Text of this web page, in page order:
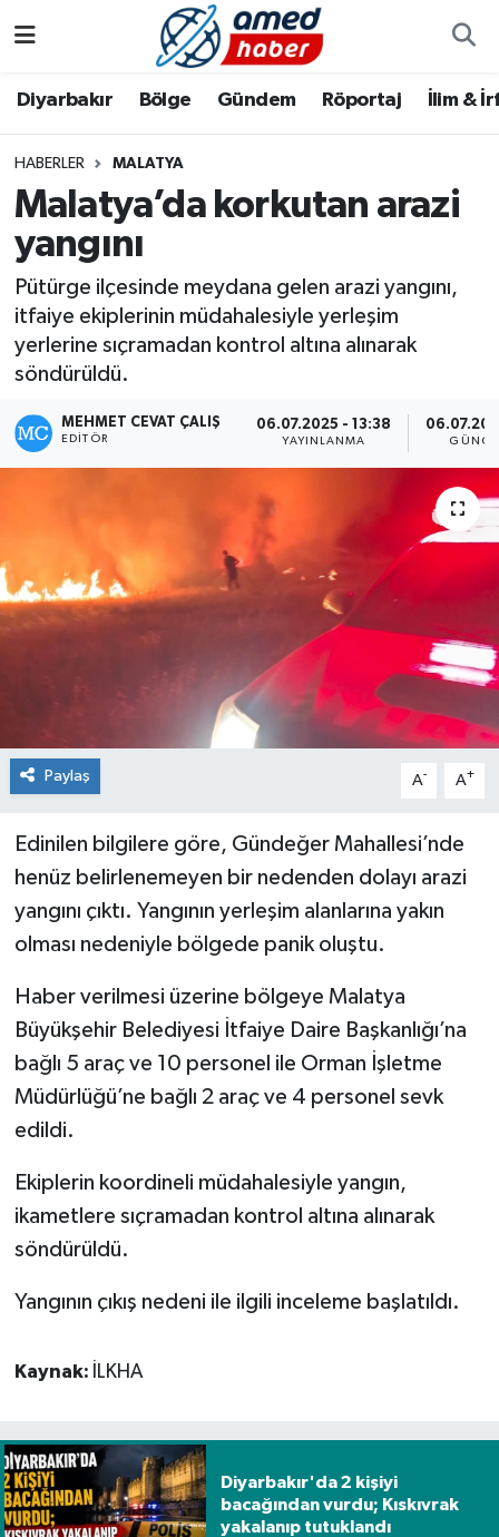
Diyarbakır Bölge Gündem Röportaj İlim &
HABERLER MALATYA
Malatya’da korkutan arazi
yangını
Pütürge ilçesinde meydana gelen arazi yangını,
itfaiye ekiplerinin müdahalesiyle yerleşim
yerlerine sıçramadan kontrol altına alınarak
söndürüldü.
MEHMET CEVAT ÇALIŞ
EDITÖR
06.07.2025 - 13:38
YAYINLANMA
Paylaş A- A+
Edinilen bilgilere göre, Gündeğer Mahallesi’nde
henüz belirlenemeyen bir nedenden dolayı arazi
yangını çıktı. Yangının yerleşim alanlarına yakın
olması nedeniyle bölgede panik oluştu.
Haber verilmesi üzerine bölgeye Malatya
Büyükşehir Belediyesi İtfaiye Daire Başkanlığı’na
bağlı 5 araç ve 10 personel ile Orman İşletme
Müdürlüğü’ne bağlı 2 araç ve 4 personel sevk
edildi.
Ekiplerin koordineli müdahalesiyle yangın,
ikametlere sıçramadan kontrol altına alınarak
söndürüldü.
Yangının çıkış nedeni ile ilgili inceleme başlatıldı.
Kaynak: İLKHA
Diyarbakır'da 2 kişiyi
bacağından vurdu; Kıskıvrak
yakalanıp tutuklandı
Bölge
Röportaj
Foto Galeri
Yazarlar
Aile
Asayiş
Bilim & Teknoloji
Bölge
Dünya
Eğitim
Güncel
İlim & İrfan
Kültür & Sanat
Sağlık
Sağlık & Yaşam
Siyaset
Yaşam
Diyarbakır Hava Durumu
Diyarbakır Namaz Vakitleri
Diyarbakır Trafik Yoğunluk Haritası
Süper Lig Puan Durumu ve Fikstür
Tüm Manşetler
Son Dakika Haberleri